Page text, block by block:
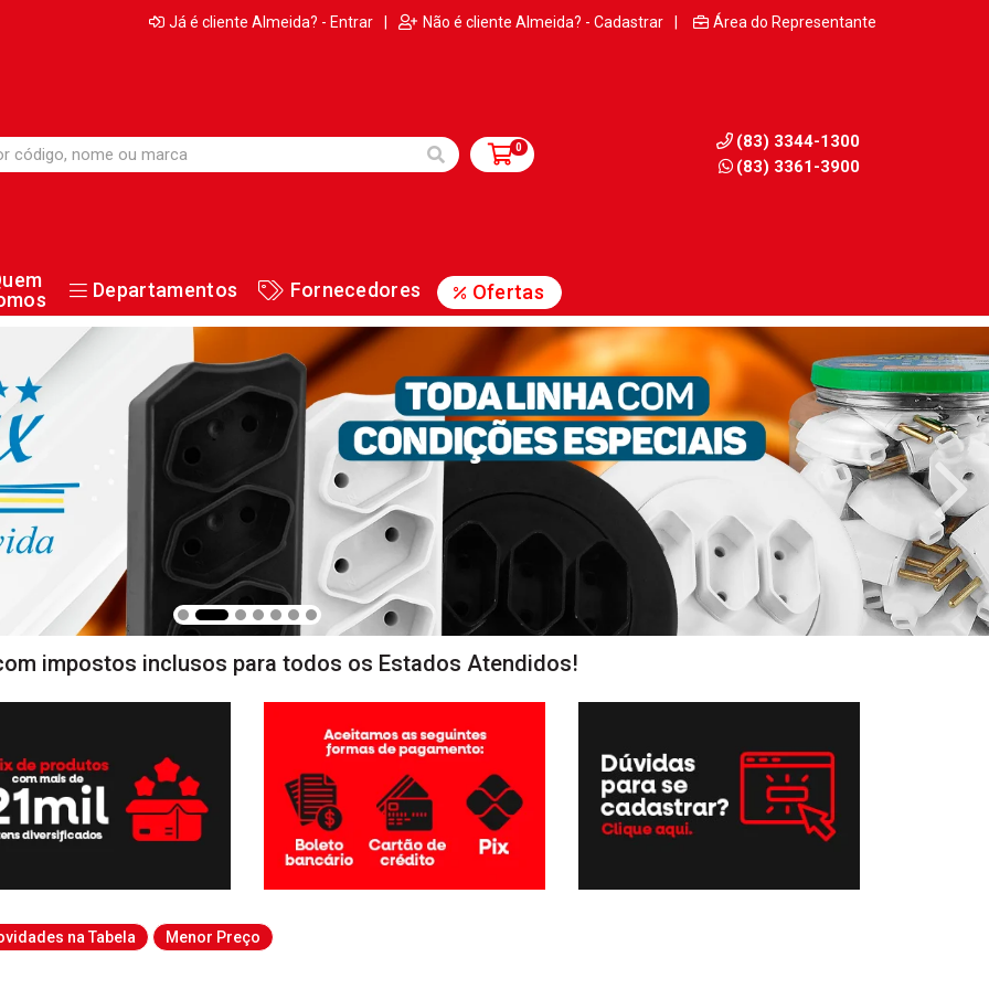
Já é cliente Almeida? - Entrar | Não é cliente Almeida? - Cadastrar | Área do Representante
0
(83) 3344-1300
(83) 3361-3900
Departamentos Fornecedores Ofertas
impostos inclusos para todos os Estados Atendidos!
na Tabela Menor Preço